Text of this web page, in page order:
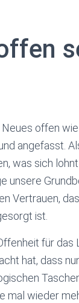
offen
angefasst.
was sich
unsere
Vertrauen,
ist.
für das
hat, dass
mal wieder